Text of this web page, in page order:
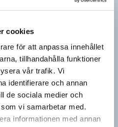
cookies
för att anpassa innehållet
tillhandahålla funktioner
vår trafik. Vi
identifierare och annan
de sociala medier och
vi samarbetar med.
informationen med annan